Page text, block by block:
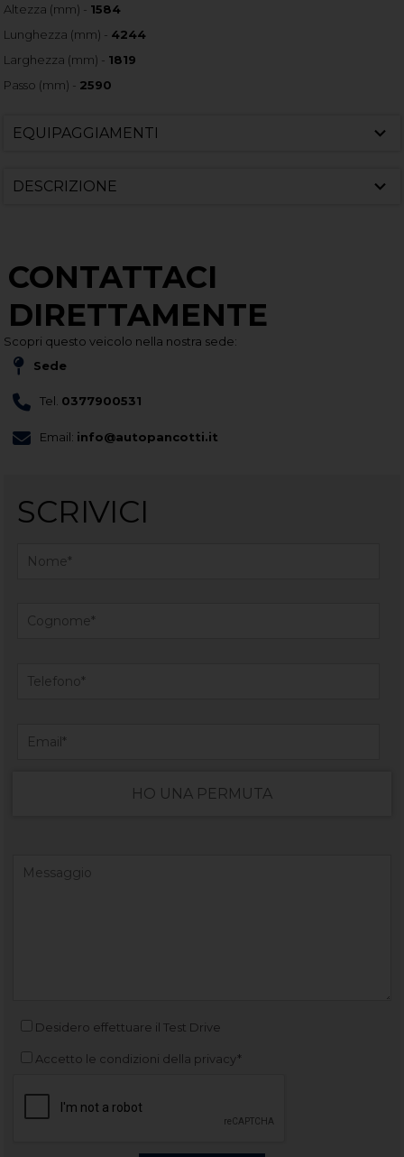
Altezza (mm) - 1584
Lunghezza (mm) - 4244
Larghezza (mm) - 1819
Passo (mm) - 2590
EQUIPAGGIAMENTI
DESCRIZIONE
CONTATTACI
DIRETTAMENTE
Scopri questo veicolo nella nostra sede:
Sede
Tel. 0377900531
Email: info@autopancotti.it
SCRIVICI
HO UNA PERMUTA
Desidero effettuare il Test Drive
Accetto le condizioni della privacy*